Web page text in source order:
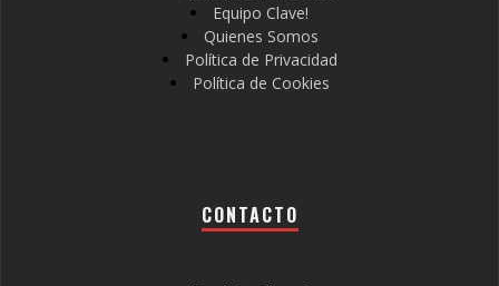
Equipo Clave!
Quienes Somos
Política de Privacidad
Política de Cookies
CONTACTO